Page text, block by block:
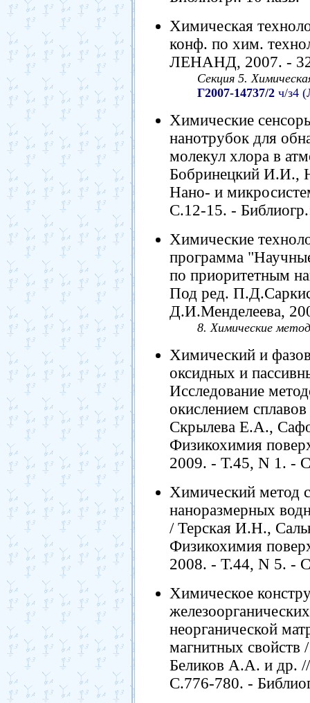
Химическая
конф. по хим.
ЛЕНАНД, 2007. -
Секция 5.
Г2007-14737/2 ч/з4
Химические
нанотрубок для
молекул хлора в
Бобринецкий
Нано- и
С.12-15. -
Химические
программа
по приоритетным
Под ред.
Д.И.Менделеева,
8. Химические
Химический и
оксидных и
Исследование
окислением
Скрылева Е.А.,
Физикохимия
2009. - Т.45, N 1. -
Химический метод
наноразмерных
/ Терская И.Н.,
Физикохимия
2008. - Т.44, N 5. -
Химическое
неорганической
магнитных
Беликов А.А. и др.
С.776-780. -